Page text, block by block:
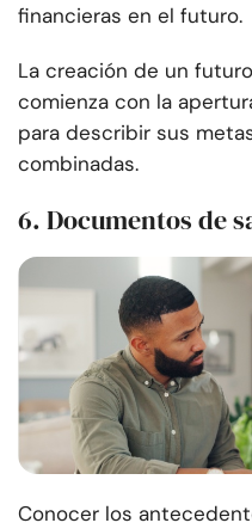
financieras en el futuro.
La creación de un
comienza con la
para describir sus
combinadas.
6. Documentos de
Conocer los